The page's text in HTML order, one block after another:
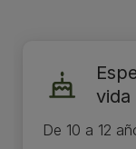
vida
De 10 a 12